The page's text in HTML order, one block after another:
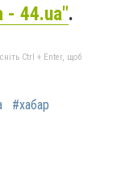
- 44.ua".
Ctrl + Enter, щоб
#хабар